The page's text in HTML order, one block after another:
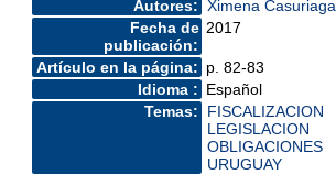
Autores: Ximena Casuriaga
Fecha de
publicación:
2017
Artículo en la página: p. 82-83
Idioma : Español
Temas:
FISCALIZACION
LEGISLACION
OBLIGACIONES
URUGUAY